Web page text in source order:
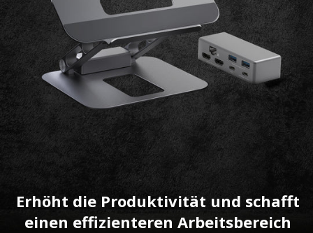
Erhöht die Produktivität und schafft
einen effizienteren Arbeitsbereich